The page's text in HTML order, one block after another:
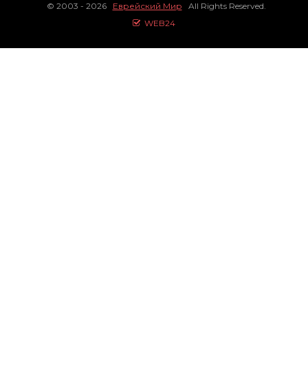
© 2003 - 2026 Еврейский Мир All Rights Reserved.
WEB24